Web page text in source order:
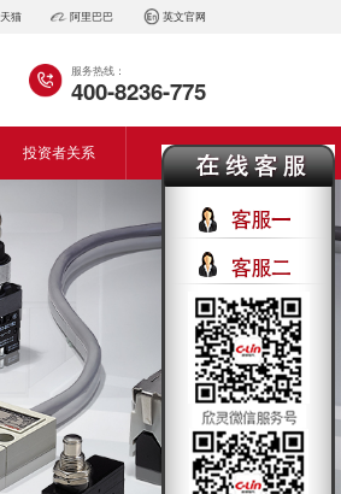
天猫 阿里巴巴 英文官网
服务热线：
400-8236-775
投资者关系